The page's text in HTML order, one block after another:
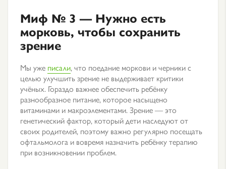
Миф № 3 — Нужно есть
морковь, чтобы сохранить
зрение
Мы уже писали, что поедание моркови и черники с
целью улучшить зрение не выдерживает критики
учёных. Гораздо важнее обеспечить ребёнку
разнообразное питание, которое насыщено
витаминами и макроэлементами. Зрение — это
генетический фактор, который дети наследуют от
своих родителей, поэтому важно регулярно посещать
офтальмолога и вовремя назначить ребёнку терапию
при возникновении проблем.